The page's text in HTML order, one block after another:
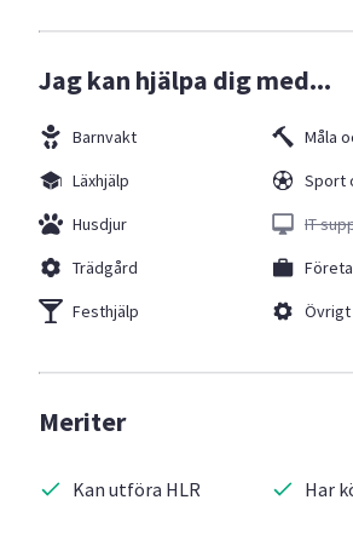
Jag kan hjälpa dig med...
Barnvakt
Läxhjälp
Husdjur
Trädgård
Festhjälp
Måla
Sport
IT
Övrigt
Meriter
Kan utföra HLR Har